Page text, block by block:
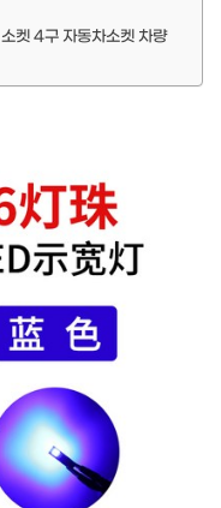
켓 4구 자동차소켓 차량